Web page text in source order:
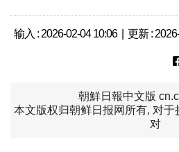
输入 : 2026-02-04 10:06 | 更新 :
朝鮮日報中文版
本文版权归朝鲜日报网所有, 对
对